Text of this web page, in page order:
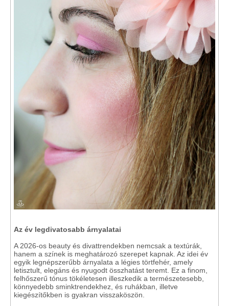
Az év legdivatosabb árnyalatai
A 2026-os beauty és divattrendekben nemcsak a textúrák,
hanem a színek is meghatározó szerepet kapnak. Az idei év
egyik legnépszerűbb árnyalata a légies törtfehér, amely
letisztult, elegáns és nyugodt összhatást teremt. Ez a finom,
felhőszerű tónus tökéletesen illeszkedik a természetesebb,
könnyedebb sminktrendekhez, és ruhákban, illetve
kiegészítőkben is gyakran visszaköszön.